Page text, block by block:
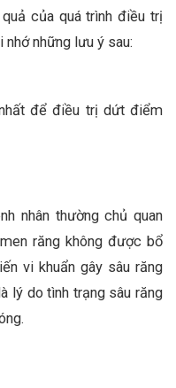
của quá trình điều trị
nhớ những lưu ý sau:
để điều trị dứt điểm
nhân thường chủ quan
răng không được bổ
vi khuẩn gây sâu răng
lý do tình trạng sâu răng